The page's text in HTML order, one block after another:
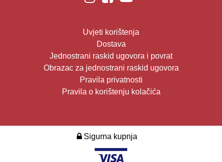
Uvjeti korištenja
Dostava
Jednostrani raskid ugovora i povrat
Obrazac za jednostrani raskid ugovora
Pravila privatnosti
Pravila o korištenju kolačića
Sigurna kupnja